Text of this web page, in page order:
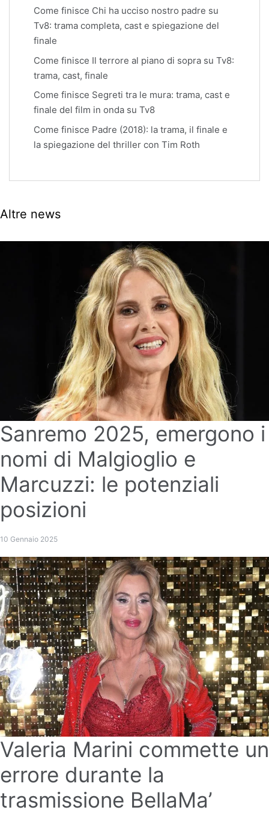
Come finisce Chi ha ucciso nostro padre su
Tv8: trama completa, cast e spiegazione del
finale
Come finisce Il terrore al piano di sopra su Tv8:
trama, cast, finale
Come finisce Segreti tra le mura: trama, cast e
finale del film in onda su Tv8
Come finisce Padre (2018): la trama, il finale e
la spiegazione del thriller con Tim Roth
Altre news
Sanremo 2025, emergono i
nomi di Malgioglio e
Marcuzzi: le potenziali
posizioni
10 Gennaio 2025
Valeria Marini commette un
errore durante la
trasmissione BellaMa’